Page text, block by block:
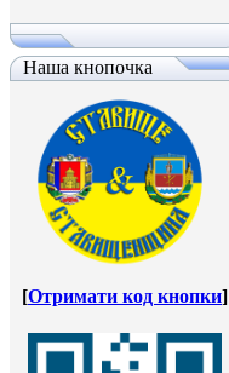
Наша кнопочка
[Отримати код кнопки]